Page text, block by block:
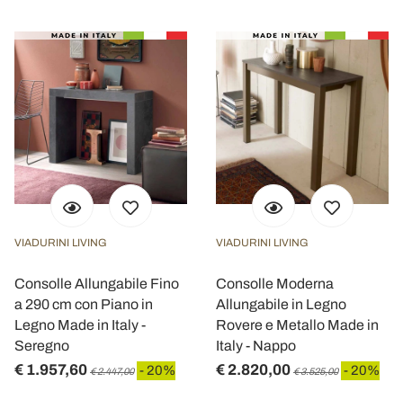
VIADURINI LIVING
Consolle Allungabile Fino
a 290 cm con Piano in
Legno Made in Italy -
Seregno
€ 1.957,60 € 2.447,00 - 20%
VIADURINI LIVING
Consolle Moderna
Allungabile in Legno
Rovere e Metallo Made in
Italy - Nappo
€ 2.820,00 € 3.525,00 - 20%